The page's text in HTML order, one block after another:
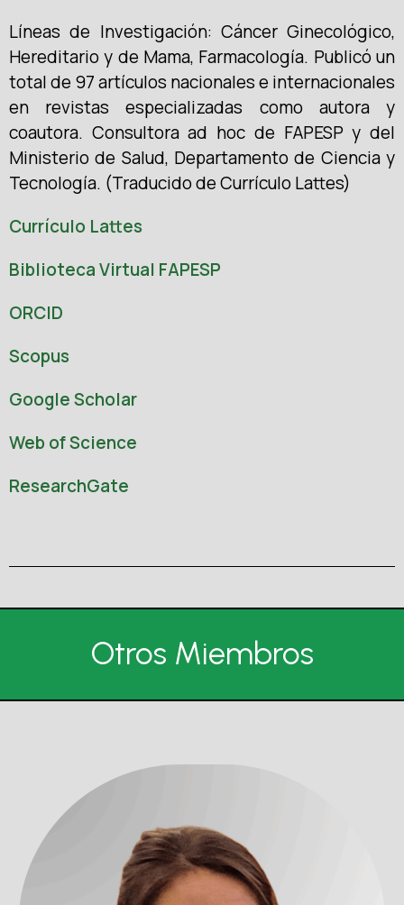
Líneas de Investigación: Cáncer Ginecológico,
Hereditario y de Mama, Farmacología. Publicó un
total de 97 artículos nacionales e internacionales
en revistas especializadas como autora y
coautora. Consultora ad hoc de FAPESP y del
Ministerio de Salud, Departamento de Ciencia y
Tecnología. (Traducido de Currículo Lattes)
Currículo Lattes
Biblioteca Virtual FAPESP
ORCID
Scopus
Google Scholar
Web of Science
ResearchGate
Otros Miembros